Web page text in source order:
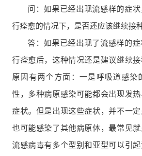
问：如果已经出现流感样的症
行痊愈的情况下，是否还应该继续接
答：如果已经出现了流感样的
行痊愈后，这种情况还是建议继续
原因有两个方面：一是呼吸道感染
性，多种病原感染可能都会出现发
症状。但是出现这些症状，并不一定
也可能感染了其他病原体，最常见
流感病毒有多个型别和亚型可以引